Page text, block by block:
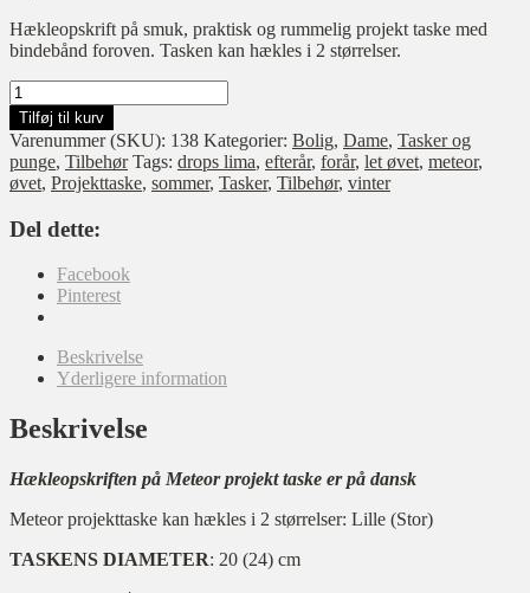
Hækleopskrift på smuk, praktisk og rummelig projekt taske med
bindebånd foroven. Tasken kan hækles i 2 størrelser.
Meteor
projekttaske
antal
Tilføj til kurv
Varenummer (SKU): 138 Kategorier: Bolig, Dame, Tasker og
punge, Tilbehør Tags: drops lima, efterår, forår, let øvet, meteor,
øvet, Projekttaske, sommer, Tasker, Tilbehør, vinter
Del dette:
Facebook
Pinterest
Beskrivelse
Yderligere information
Beskrivelse
Hækleopskriften på Meteor projekt taske er på dansk
Meteor projekttaske kan hækles i 2 størrelser: Lille (Stor)
TASKENS DIAMETER: 20 (24) cm